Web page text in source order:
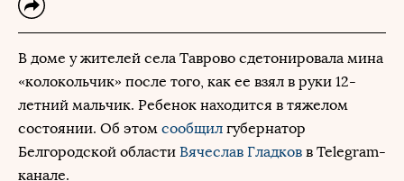
В доме у жителей села Таврово сдетонировала мина
«колокольчик» после того, как ее взял в руки 12-
летний мальчик. Ребенок находится в тяжелом
состоянии. Об этом сообщил губернатор
Белгородской области Вячеслав Гладков в Telegram-
канале.